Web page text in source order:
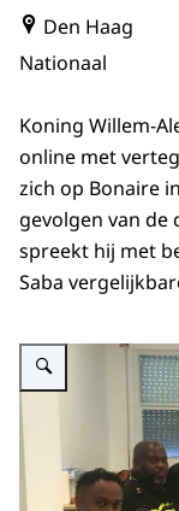
Den Haag
Nationaal
Koning Willem-
online met
zich op Bonaire
gevolgen van de
spreekt hij met
Saba
Vergroot afbeelding